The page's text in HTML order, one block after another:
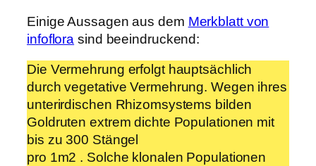
Einige Aussagen aus dem Merkblatt von
infoflora sind beeindruckend:
Die Vermehrung erfolgt hauptsächlich
durch vegetative Vermehrung. Wegen ihres
unterirdischen Rhizomsystems bilden
Goldruten extrem dichte Populationen mit
bis zu 300 Stängel
pro 1m2 . Solche klonalen Populationen